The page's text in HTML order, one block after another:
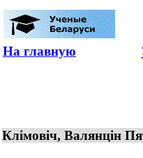
На главную
Клімовіч, Валянцін